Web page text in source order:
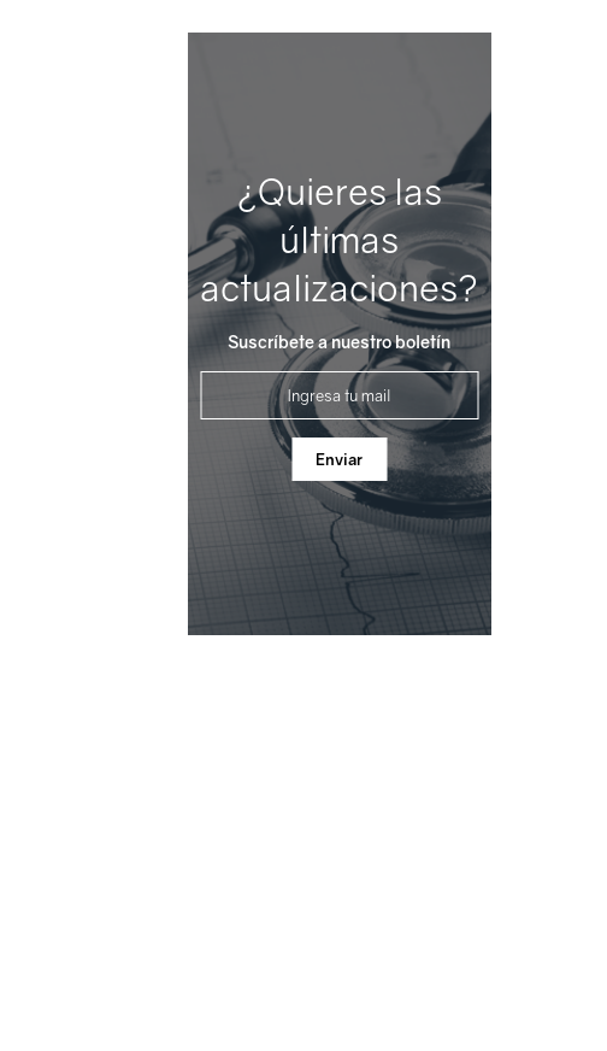
¿Quieres las
últimas
actualizaciones?
Suscríbete a nuestro boletín